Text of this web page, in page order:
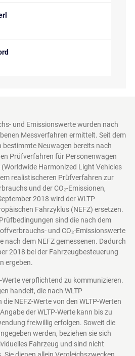
und Emissionswerte wurden nach
Messverfahren ermittelt. Seit dem
bestimmte Neuwagen bereits nach
Prüfverfahren für Personenwagen
Harmonized Light Vehicles
realistischeren Prüfverfahren zur
und der CO₂-Emissionen,
2018 wird der WLTP
Fahrzyklus (NEFZ) ersetzen.
sind die nach dem
und CO₂-Emissionswerte
nach dem NEFZ gemessenen. Dadurch
2018 bei der Fahrzeugbesteuerung
ergeben.
verpflichtend zu kommunizieren.
handelt, die nach WLTP
NEFZ-Werte von den WLTP-Werten
der WLTP-Werte kann bis zu
freiwillig erfolgen. Soweit die
werden, beziehen sie sich
Fahrzeug und sind nicht